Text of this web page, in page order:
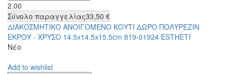
2.00
Σύνολο παραγγελίας33,50 €
ΔΙΑΚΟΣΜΗΤΙΚΟ ΑΝΟΙΓΟΜΕΝΟ ΚΟΥΤΙ ΔΩΡΟ ΠΟΛΥΡΕΖΙΝ
ΕΚΡΟΥ - ΧΡΥΣΟ 14.5x14.5x15.5cm 819-01924 ESTHETI
Νέο
Add to wishlist